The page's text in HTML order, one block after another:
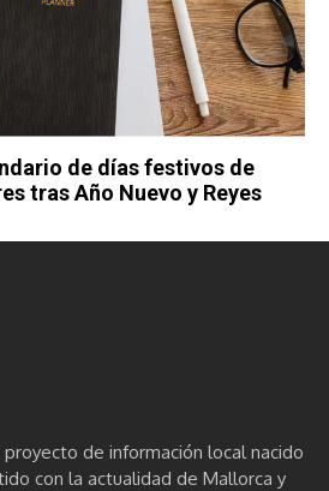
de días festivos de
tras Año Nuevo y Reyes
de información local nacido
con la actualidad de Mallorca y